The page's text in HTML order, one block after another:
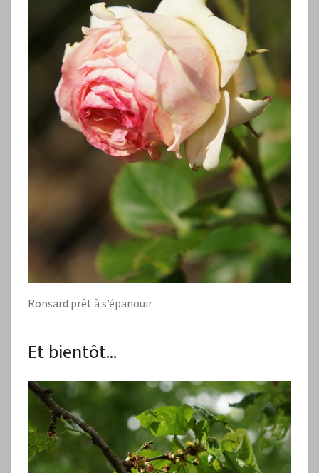
Ronsard prêt à s’épanouir
Et bientôt…